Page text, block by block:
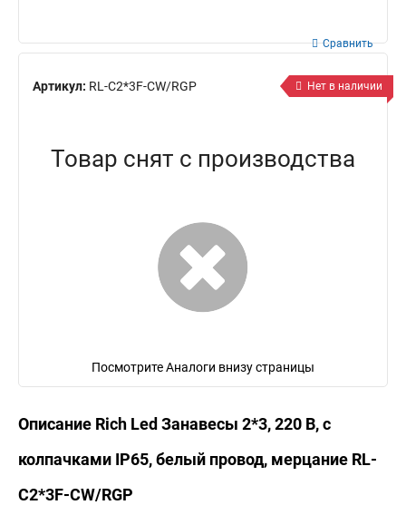
Артикул: RL-C2*3F-CW/RGP
Сравнить
Нет в наличии
Товар снят с производства
Посмотрите Аналоги внизу страницы
Описание Rich Led Занавесы 2*3, 220 В, с
колпачками IP65, белый провод, мерцание RL-
C2*3F-CW/RGP